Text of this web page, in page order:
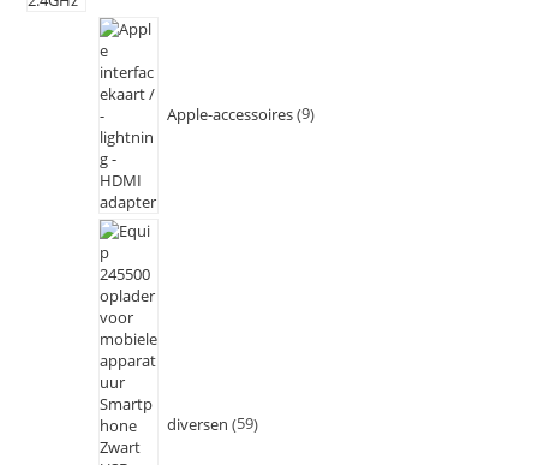
Apple-accessoires 9
diversen 59